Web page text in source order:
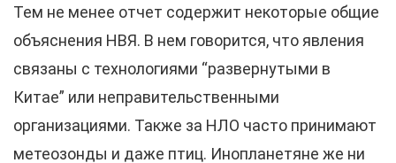
Тем не менее отчет содержит некоторые общие
объяснения НВЯ. В нем говорится, что явления
связаны с технологиями “развернутыми в
Китае” или неправительственными
организациями. Также за НЛО часто принимают
метеозонды и даже птиц. Инопланетяне же ни